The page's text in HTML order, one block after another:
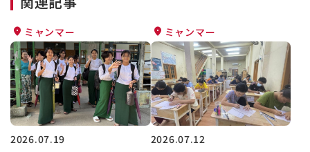
ミャンマー
2026.07.19
ミャンマー
2026.07.12